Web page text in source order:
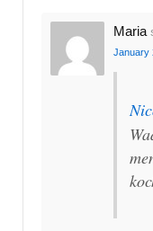
Maria
January